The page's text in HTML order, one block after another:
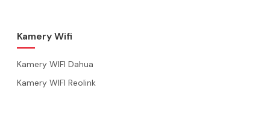
Kamery Wifi
Kamery WIFI Dahua
Kamery WIFI Reolink